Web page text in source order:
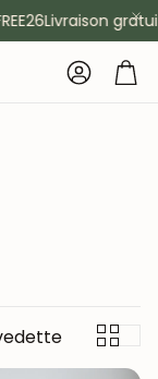
Livraison gratuite
Compte